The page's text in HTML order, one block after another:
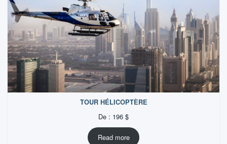
TOUR HÉLICOPTÈRE
De : 196 $
Read more